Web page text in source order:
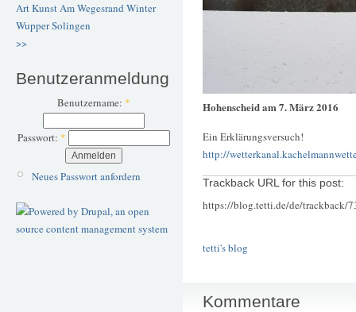
ArtKunstAm Wegesrand Winter
WupperSolingen
>>
Benutzeranmeldung
Benutzername: *
Passwort: *
Neues Passwort anfordern
Hohenscheid am 7. März 2016
Ein Erklärungsversuch!
http://
Trackback URL for this post:
https://blog.tetti.de/de/trackback/
tetti's blog
Kommentare